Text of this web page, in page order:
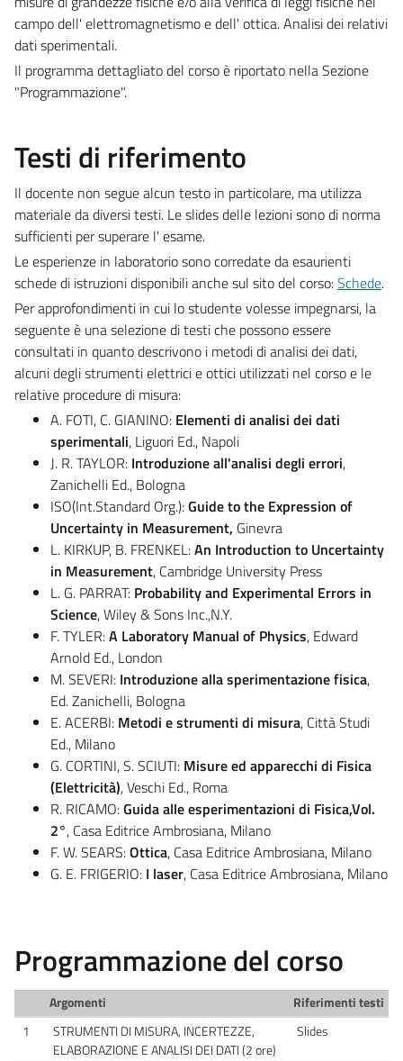
campo dell' elettromagnetismo e dell' ottica. Analisi dei relativi
dati sperimentali.
Il programma dettagliato del corso è riportato nella Sezione
"Programmazione".
Testi di riferimento
Il docente non segue alcun testo in particolare, ma utilizza
materiale da diversi testi. Le slides delle lezioni sono di norma
sufficienti per superare l' esame.
Le esperienze in laboratorio sono corredate da esaurienti
schede di istruzioni disponibili anche sul sito del corso:Schede.
Per approfondimenti in cui lo studente volesse impegnarsi, la
seguente è una selezione di testi che possono essere
consultati in quanto descrivono i metodi di analisi dei dati,
alcuni degli strumenti elettrici e ottici utilizzati nel corso e le
relative procedure di misura:
A. FOTI, C. GIANINO: Elementi di analisi dei dati
sperimentali, Liguori Ed., Napoli
J. R. TAYLOR: Introduzione all'analisi degli errori,
Zanichelli Ed., Bologna
ISO(Int.Standard Org.):Guide to the Expression of
Uncertainty in Measurement, Ginevra
L. KIRKUP, B. FRENKEL:An Introduction to Uncertainty
in Measurement, Cambridge University Press
L. G. PARRAT: Probability and Experimental Errors in
Science, Wiley & Sons Inc.,N.Y.
F. TYLER:A Laboratory Manual of Physics, Edward
Arnold Ed., London
M. SEVERI: Introduzione alla sperimentazione fisica,
Ed. Zanichelli, Bologna
E. ACERBI: Metodi e strumenti di misura, Città Studi
Ed., Milano
G. CORTINI, S. SCIUTI: Misure ed apparecchi di Fisica
(Elettricità), Veschi Ed., Roma
R. RICAMO:Guida alle esperimentazioni di Fisica,Vol.
2°, Casa Editrice Ambrosiana, Milano
F. W. SEARS:Ottica, Casa Editrice Ambrosiana, Milano
G. E. FRIGERIO: I laser, Casa Editrice Ambrosiana, Milano
Programmazione del corso
Argomenti
Riferimenti testi
1
STRUMENTI DI MISURA, INCERTEZZE,
ELABORAZIONE E ANALISI DEI DATI (2 ore)
Slides